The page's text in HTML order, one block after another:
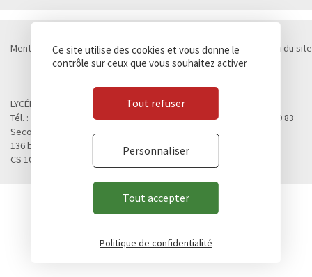
Mentions légales Politique de confidentialité Cookies
Plan du site
Contact
LYCÉE CHATEAUBRIAND
Tél. : 02 99 28 19 00 / Fax. : 02 99 28 19 05 / Vie scolaire : 02 99 28 19 83
Second cycle, Abibac, Classes préparatoires
136 boulevard de Vitré
CS 10637 - 35706 RENNES Cedex 7
Ce site utilise des cookies et vous donne le
contrôle sur ceux que vous souhaitez activer
Tout accepter
Tout refuser
Personnaliser
Politique de confidentialité